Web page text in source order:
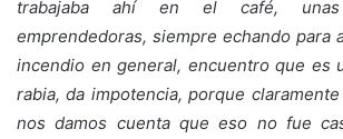
trabajaba ahí en el café,
emprendedoras, siempre echando para
incendio en general, encuentro que es
rabia, da impotencia, porque
nos damos cuenta que eso no fue